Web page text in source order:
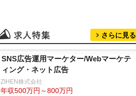
さらに見る
SNS広告運用マーケター/Webマーケテ
ィング・ネット広告
ZIHEN株式会社
年収500万円～800万円